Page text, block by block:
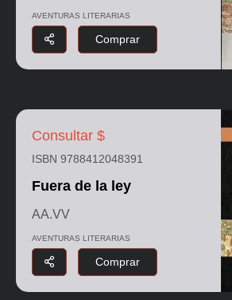
AVENTURAS LITERARIAS
Comprar
Consultar $
ISBN 9788412048391
Fuera de la ley
AA.VV
AVENTURAS LITERARIAS
Comprar